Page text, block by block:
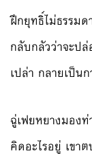
ฝึกยุทธิ์ไม่ธรรม
กลับกลัวว่าจะปล่
เปล่า กลายเป็น
ฉู่เฟยหยางมองท่
คิดอะไรอยู่ เขา